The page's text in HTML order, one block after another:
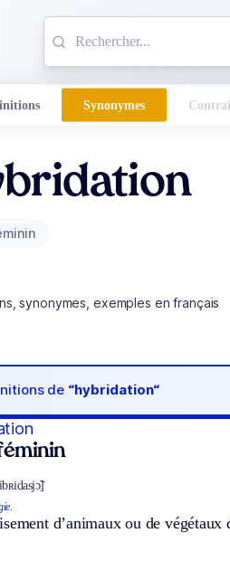
Synonymes
synonymes, exemples en français
de “hybridation“
d’animaux ou de végétaux